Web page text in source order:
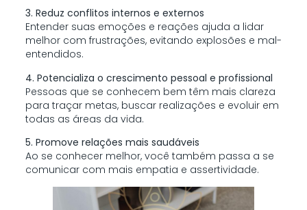
3. Reduz conflitos internos e externos
Entender suas emoções e reações ajuda a lidar
melhor com frustrações, evitando explosões e mal-
entendidos.
4. Potencializa o crescimento pessoal e profissional
Pessoas que se conhecem bem têm mais clareza
para traçar metas, buscar realizações e evoluir em
todas as áreas da vida.
5. Promove relações mais saudáveis
Ao se conhecer melhor, você também passa a se
comunicar com mais empatia e assertividade.